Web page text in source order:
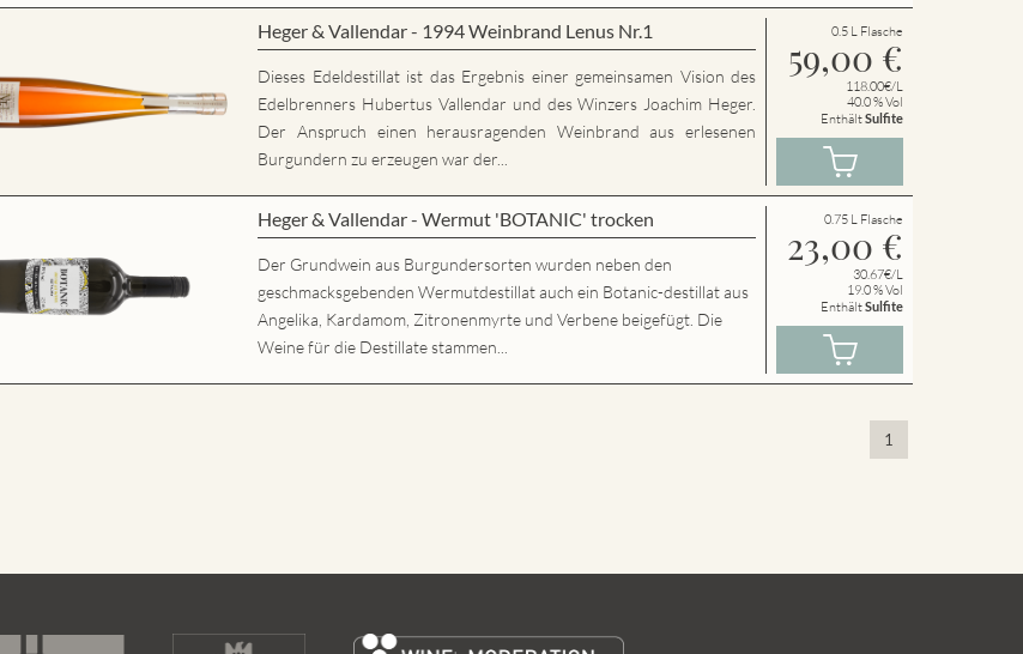
Heger & Vallendar - 1994 Weinbrand Lenus Nr.1
Dieses Edeldestillat ist das Ergebnis einer gemeinsamen Vision des
Edelbrenners Hubertus Vallendar und des Winzers Joachim Heger.
Der Anspruch einen herausragenden Weinbrand aus erlesenen
Burgundern zu erzeugen war der...
0.5 L Flasche
59,00 €
118.00€/L
40.0 % Vol
EnthältSulfite
Heger & Vallendar - Wermut 'BOTANIC' trocken
Der Grundwein aus Burgundersorten wurden neben den
geschmacksgebenden Wermutdestillat auch ein Botanic-destillat aus
Angelika, Kardamom, Zitronenmyrte und Verbene beigefügt. Die
Weine für die Destillate stammen...
0.75 L Flasche
23,00 €
30.67€/L
19.0 % Vol
EnthältSulfite
1